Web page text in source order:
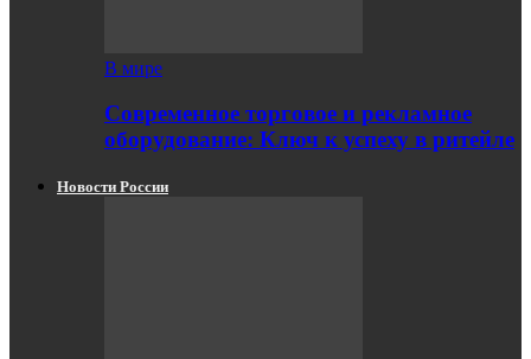
В мире
Современное торговое и рекламное
оборудование: Ключ к успеху в ритейле
Новости России